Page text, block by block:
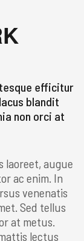
efficitur
blandit
non orci at
laoreet, augue
ac enim. In
venenatis
Sed tellus
at metus.
lectus